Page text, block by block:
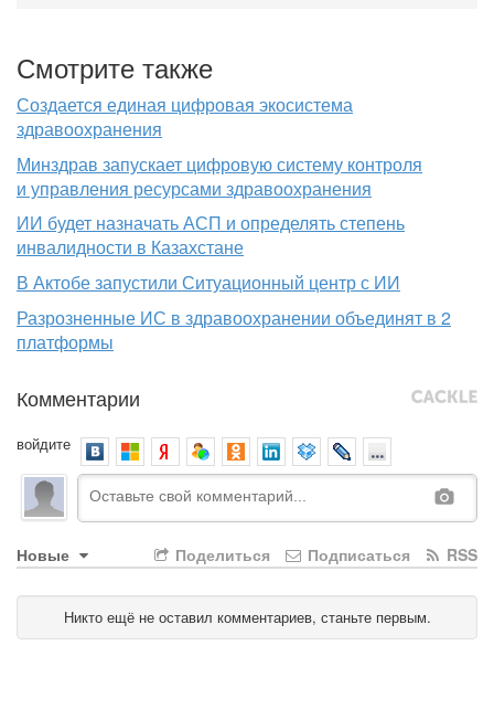
Смотрите также
Создается единая цифровая экосистема
здравоохранения
Минздрав запускает цифровую систему контроля
и управления ресурсами здравоохранения
ИИ будет назначать АСП и определять степень
инвалидности в Казахстане
В Актобе запустили Ситуационный центр с ИИ
Разрозненные ИС в здравоохранении объединят в 2
платформы
Комментарии
войдите
Новые RSS
Подписаться
Поделиться
Никто ещё не оставил комментариев, станьте первым.